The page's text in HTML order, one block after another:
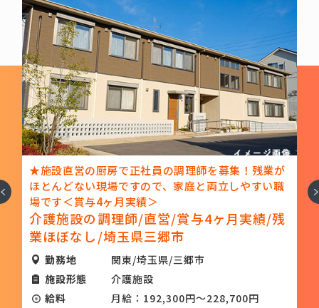
★施設直営の厨房で正社員の調理師を募集！残業が
ほとんどない現場ですので、家庭と両立しやすい職
場です＜賞与4ヶ月実績＞
介護施設の調理師/直営/賞与4ヶ月実績/残
業ほぼなし/埼玉県三郷市
勤務地
関東/埼玉県/三郷市
施設形態
介護施設
給料
月給：192,300円～228,700円
次